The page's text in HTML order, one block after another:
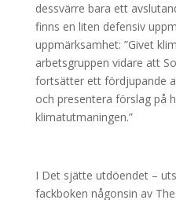
dessvärre bara ett
finns en liten defensiv
uppmärksamhet: ”Givet
arbetsgruppen vidare att
fortsätter ett fördjupande
och presentera förslag på
klimatutmaningen.”
I Det sjätte utdöendet –
fackboken någonsin av